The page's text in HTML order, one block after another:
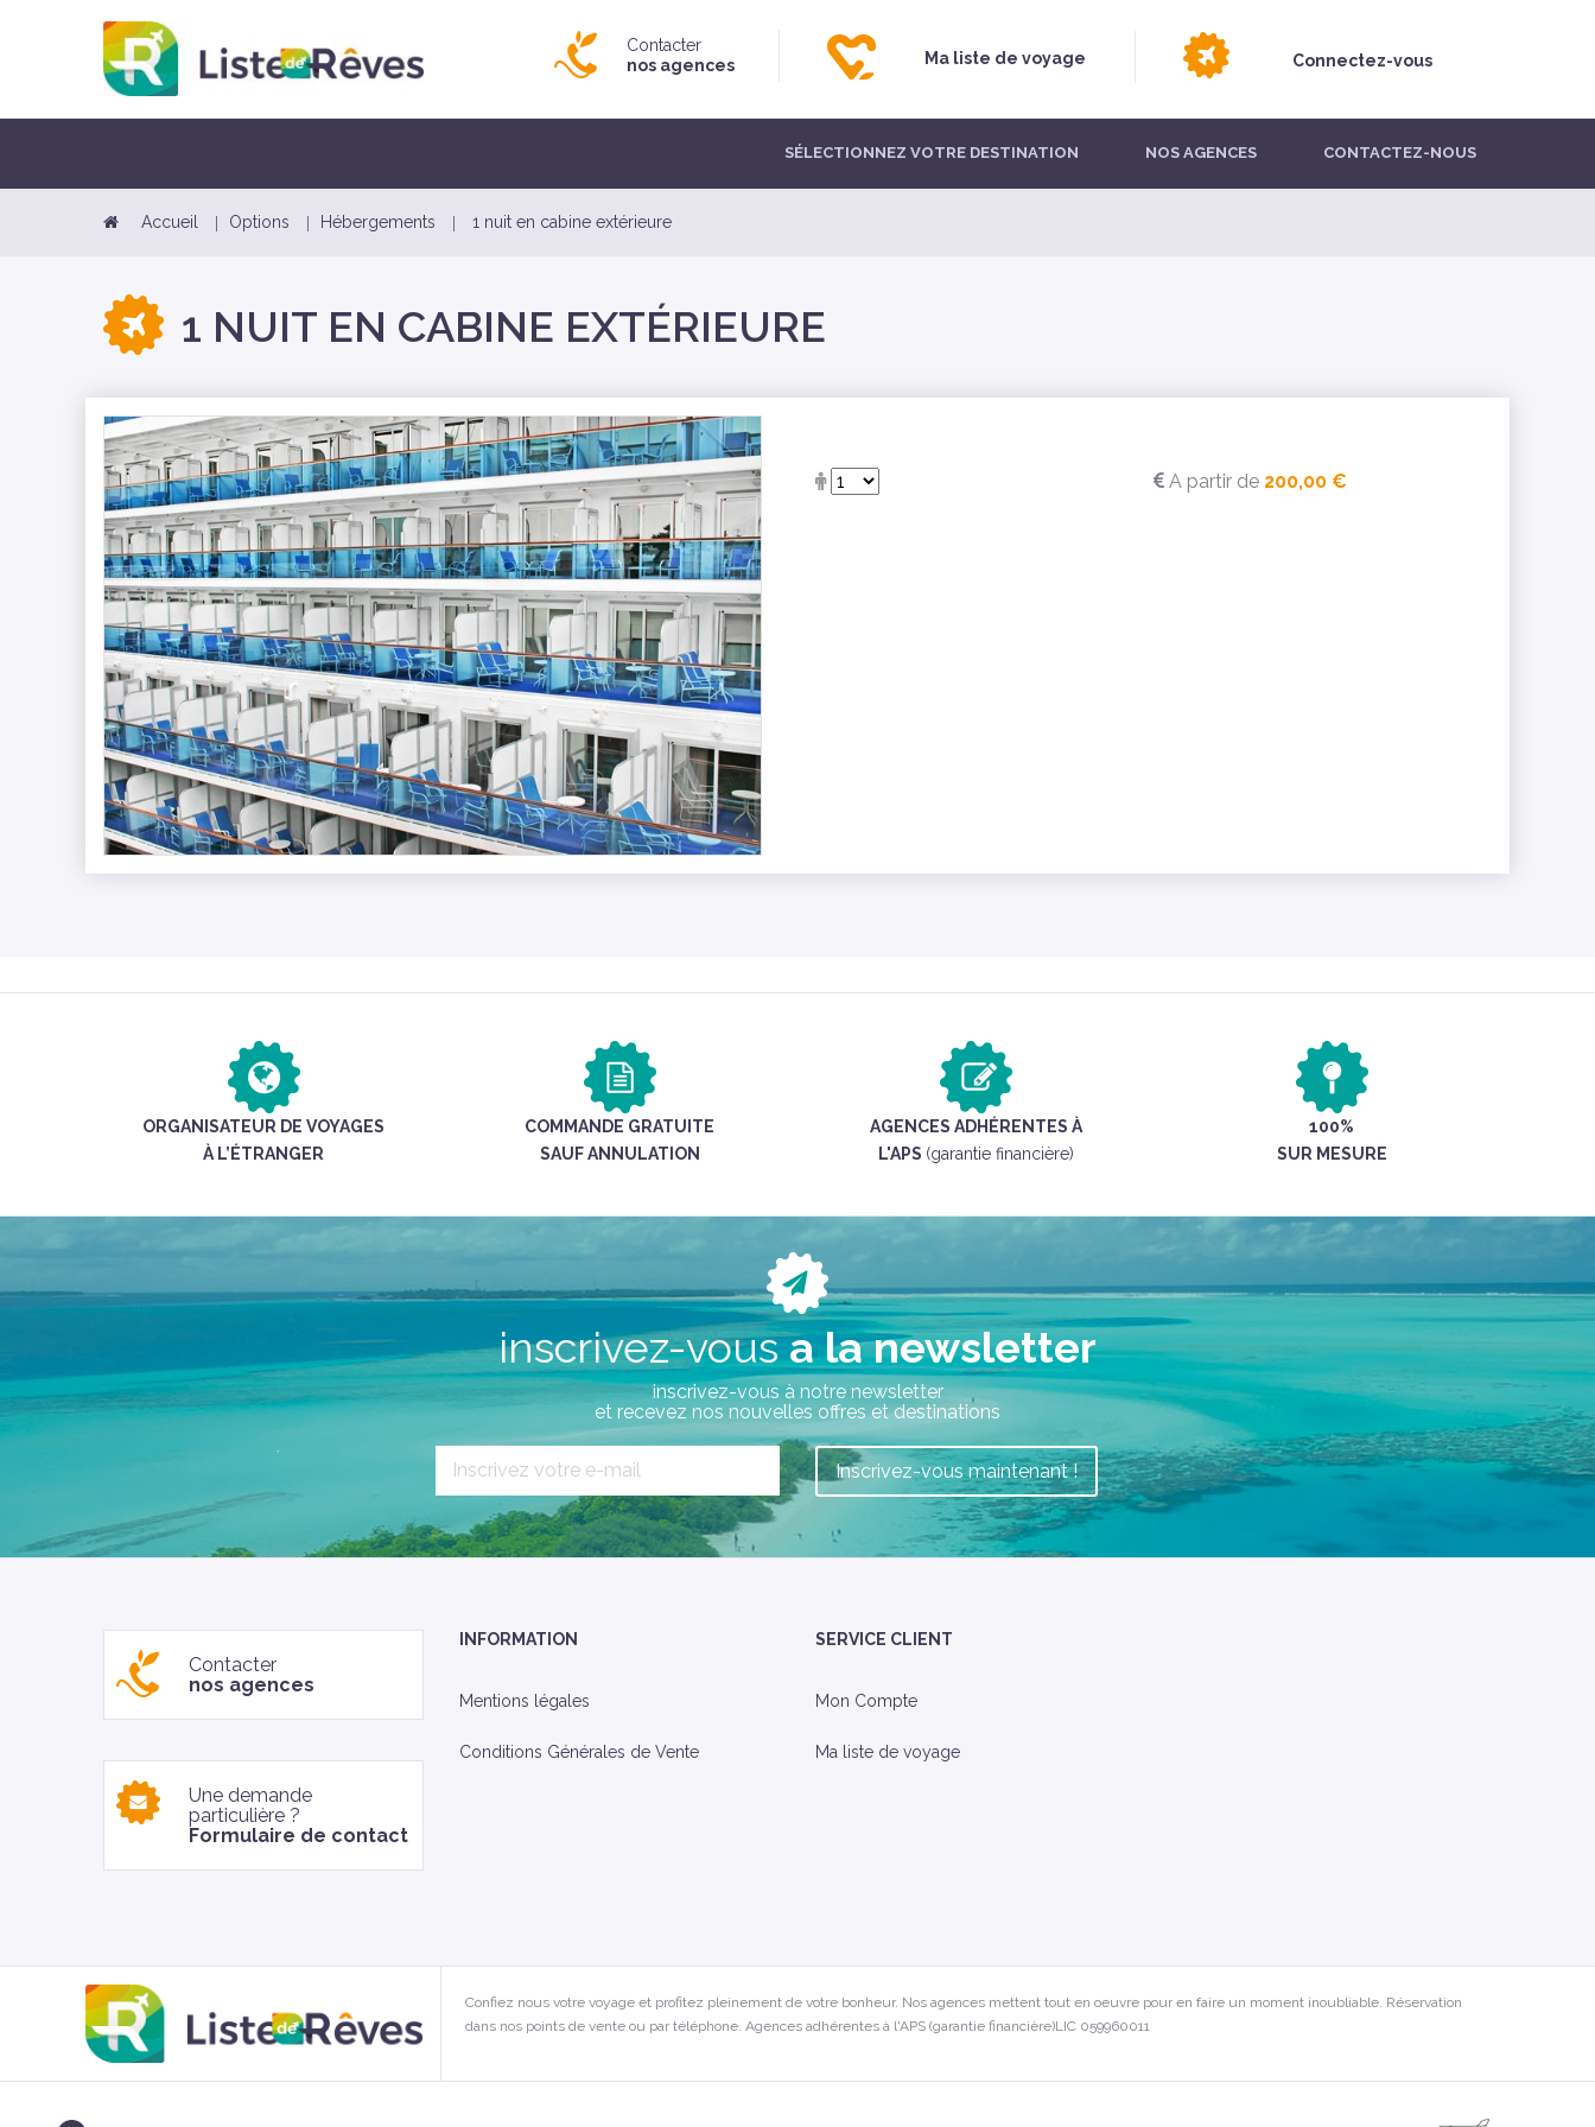
Contacter
nos agences
Ma liste de voyage Connectez-vous
SÉLECTIONNEZ VOTRE DESTINATION NOS AGENCES CONTACTEZ-NOUS
Accueil Options Hébergements 1 nuit en cabine extérieure
1 NUIT EN CABINE EXTÉRIEURE
A partir de 200,00 €
ORGANISATEUR DE VOYAGES
À L’ÉTRANGER
COMMANDE GRATUITE
SAUF ANNULATION
AGENCES ADHÉRENTES À
L'APS (garantie financière)
100%
SUR MESURE
inscrivez-vousa la newsletter
inscrivez-vous à notre newsletter
et recevez nos nouvelles offres et destinations
`
Inscrivez-vous maintenant !
Contacter
nos agences
Une demande
particulière ?
Formulaire de contact
INFORMATION
Mentions légales
Conditions Générales de Vente
SERVICE CLIENT
Mon Compte
Ma liste de voyage
Confiez nous votre voyage et profitez pleinement de votre bonheur. Nos agences mettent tout en oeuvre pour en faire un moment inoubliable. Réservation
dans nos points de vente ou par téléphone. Agences adhérentes à l'APS (garantie financière)LIC 059960011